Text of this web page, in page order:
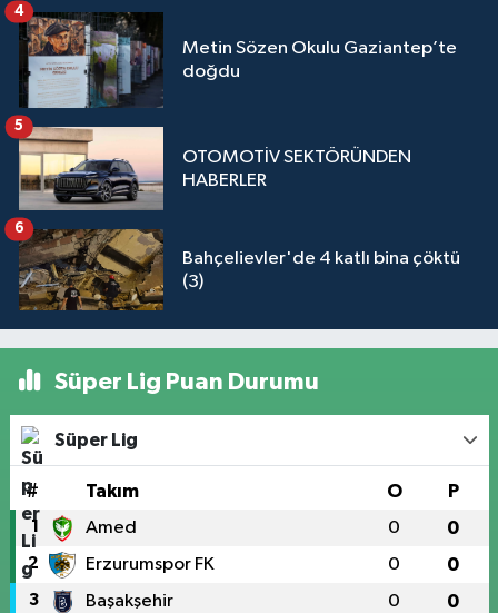
Metin Sözen Okulu Gaziantep’te
doğdu
4
OTOMOTİV SEKTÖRÜNDEN
HABERLER
5
Bahçelievler'de 4 katlı bina çöktü
(3)
6
Süper Lig Puan Durumu
Süper Lig
# Takım O P
1 Amed 0 0
2 Erzurumspor FK 0 0
3 Başakşehir 0 0